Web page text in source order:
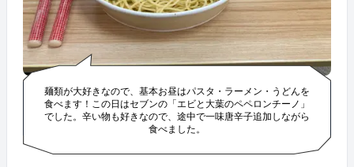
麺類が大好きなので、基本お昼はパスタ・ラーメン・うどんを
食べます！この日はセブンの「エビと大葉のペペロンチーノ」
でした。辛い物も好きなので、途中で一味唐辛子追加しながら
食べました。